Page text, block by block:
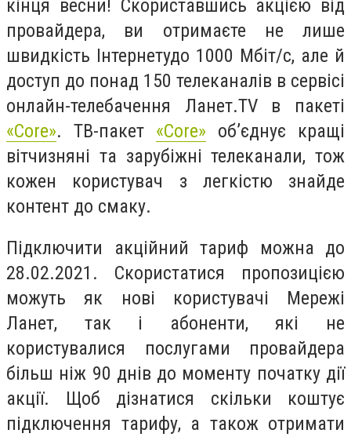
кінця весни! Скориставшись акцією від
провайдера, ви отримаєте не лише
швидкість Інтернетудо 1000 Мбіт/с, але й
доступ до понад 150 телеканалів в сервісі
онлайн-телебачення Ланет.TV в пакеті
«Core». ТВ-пакет «Core» об’єднує кращі
вітчизняні та зарубіжні телеканали, тож
кожен користувач з легкістю знайде
контент до смаку.
Підключити акційний тариф можна до
28.02.2021. Скористатися пропозицією
можуть як нові користувачі Мережі
Ланет, так і абоненти, які не
користувалися послугами провайдера
більш ніж 90 днів до моменту початку дії
акції. Щоб дізнатися скільки коштує
підключення тарифу, а також отримати